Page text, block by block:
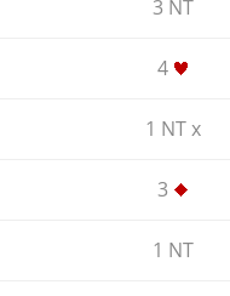
3 NT
4
1 NT x
3
1 NT